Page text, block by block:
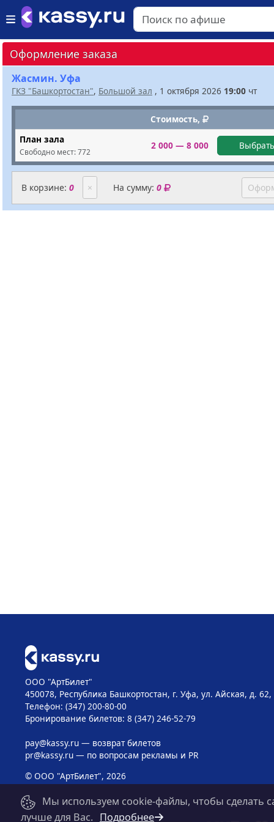
Оформление заказа
Жасмин. Уфа
ГКЗ "Башкортостан", Большой зал , 1 октября 2026 19:00 чт
Стоимость,
План зала
Свободно мест:772
2 000 — 8 000
В корзине: 0 × На сумму:0
ООО "АртБилет"
450078, Республика Башкортостан, г. Уфа, ул. Айская, д. 62,
Телефон: (347) 200-80-00
Бронирование билетов: 8 (347) 246-52-79
pay@kassy.ru— возврат билетов
pr@kassy.ru— по вопросам рекламы и PR
© ООО "АртБилет", 2026
Мы используем cookie-файлы, чтобы сделать
лучше для Вас. Подробнее